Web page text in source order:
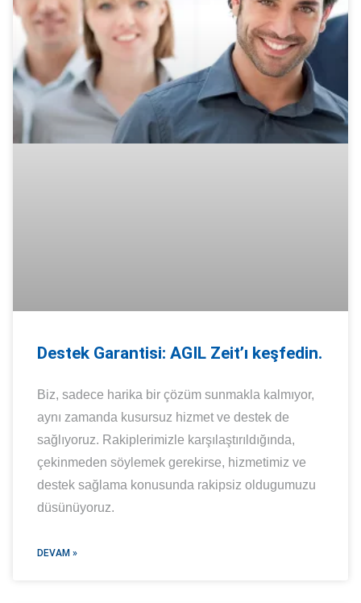
Destek Garantisi: AGIL Zeit’ı keşfedin.
Biz, sadece harika bir çözüm sunmakla kalmıyor,
aynı zamanda kusursuz hizmet ve destek de
sağlıyoruz. Rakiplerimizle karşılaştırıldığında,
çekinmeden söylemek gerekirse, hizmetimiz ve
destek sağlama konusunda rakipsiz oldugumuzu
düsünüyoruz.
DEVAM »